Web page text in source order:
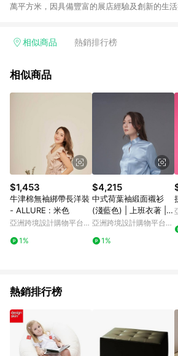
萬平方米，因具備豐富的展店經驗及創新的生
理念不斷向前邁進，並善盡企業社會責任，為人
相似商品 熱銷排行榜
相似商品
$1,453
牛津棉無袖綁帶長洋裝
- ALLURE : 米色
亞洲跨境設計購物平台
1%
$4,215
中式荷葉袖緞面襯衫
(淺藍色) | 上班衣著 |
香港設計 | 襯衣
亞洲跨境設計購物平台
1%
熱銷排行榜